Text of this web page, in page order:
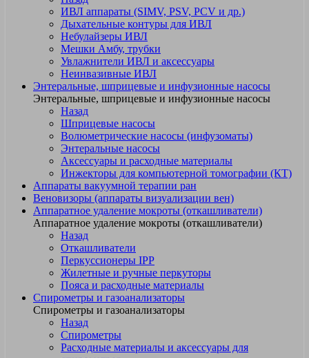
ИВЛ аппараты (SIMV, PSV, PCV и др.)
Дыхательные контуры для ИВЛ
Небулайзеры ИВЛ
Мешки Амбу, трубки
Увлажнители ИВЛ и аксессуары
Неинвазивные ИВЛ
Энтеральные, шприцевые и инфузионные насосы
Энтеральные, шприцевые и инфузионные насосы
Назад
Шприцевые насосы
Волюметрические насосы (инфузоматы)
Энтеральные насосы
Аксессуары и расходные материалы
Инжекторы для компьютерной томографии (КТ)
Аппараты вакуумной терапии ран
Веновизоры (аппараты визуализации вен)
Аппаратное удаление мокроты (откашливатели)
Аппаратное удаление мокроты (откашливатели)
Назад
Откашливатели
Перкуссионеры IPP
Жилетные и ручные перкуторы
Пояса и расходные материалы
Спирометры и газоанализаторы
Спирометры и газоанализаторы
Назад
Спирометры
Расходные материалы и аксессуары для